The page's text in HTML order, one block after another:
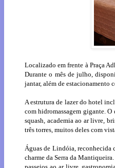
Localizado em frente à Praça
Durante o mês de julho,
jantar, além de estacionamento
A estrutura de lazer do hotel
com hidromassagem gigante. O
squash, academia ao ar livre,
três torres, muitos deles com
Águas de Lindóia, reconhecida
charme da Serra da